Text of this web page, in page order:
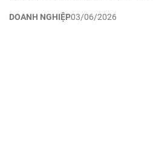
DOANH NGHIỆP03/06/2026